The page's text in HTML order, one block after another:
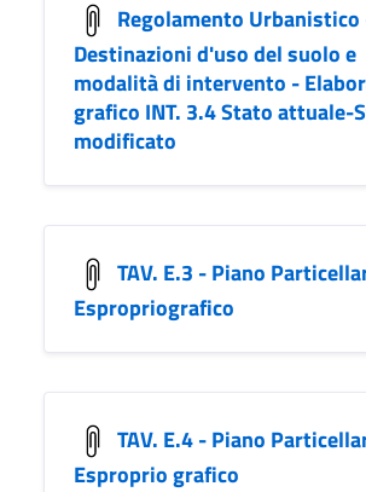
Regolamento Urbanistico
Destinazioni d'uso del suolo e
modalità di intervento -
grafico INT. 3.4 Stato attuale-
modificato
TAV. E.3 - Piano
Espropriografico
TAV. E.4 - Piano
Esproprio grafico